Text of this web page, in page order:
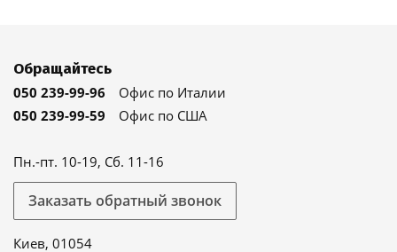
Обращайтесь
050 239-99-96
Офис по Италии
050 239-99-59
Офис по США
Пн.-пт. 10-19, Сб. 11-16
Заказать обратный звонок
Киев, 01054